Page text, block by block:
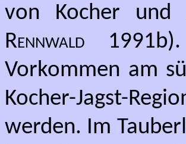
von Kocher und
Rennwald
Vorkommen am
Kocher-Jagst-
werden. Im